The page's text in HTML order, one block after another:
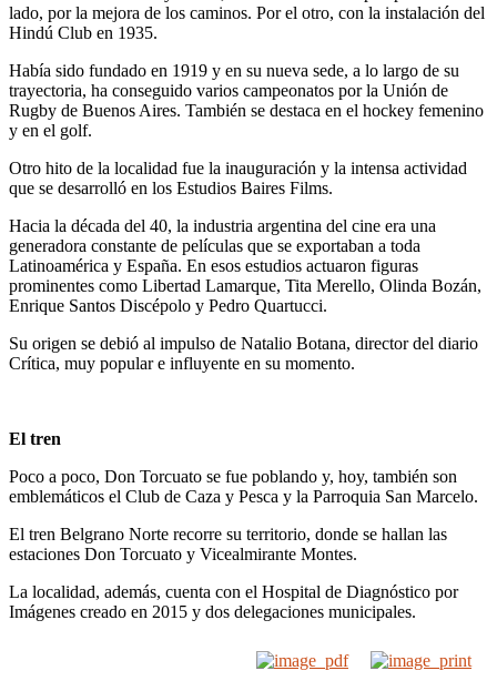
lado, por la mejora de los caminos. Por el otro, con la instalación del
Hindú Club en 1935.
Había sido fundado en 1919 y en su nueva sede, a lo largo de su
trayectoria, ha conseguido varios campeonatos por la Unión de
Rugby de Buenos Aires. También se destaca en el hockey femenino
y en el golf.
Otro hito de la localidad fue la inauguración y la intensa actividad
que se desarrolló en los Estudios Baires Films.
Hacia la década del 40, la industria argentina del cine era una
generadora constante de películas que se exportaban a toda
Latinoamérica y España. En esos estudios actuaron figuras
prominentes como Libertad Lamarque, Tita Merello, Olinda Bozán,
Enrique Santos Discépolo y Pedro Quartucci.
Su origen se debió al impulso de Natalio Botana, director del diario
Crítica, muy popular e influyente en su momento.
El tren
Poco a poco, Don Torcuato se fue poblando y, hoy, también son
emblemáticos el Club de Caza y Pesca y la Parroquia San Marcelo.
El tren Belgrano Norte recorre su territorio, donde se hallan las
estaciones Don Torcuato y Vicealmirante Montes.
La localidad, además, cuenta con el Hospital de Diagnóstico por
Imágenes creado en 2015 y dos delegaciones municipales.